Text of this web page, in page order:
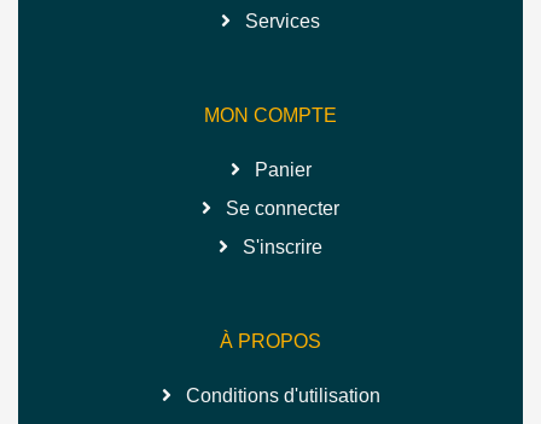
Services
MON COMPTE
Panier
Se connecter
S'inscrire
À PROPOS
Conditions d'utilisation